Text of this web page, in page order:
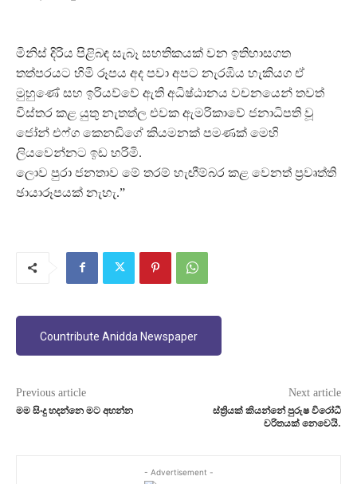
මිනිස් දිරිය පිළිබඳ සැබෑ සහතිකයක් වන ඉතිහාසගත
තත්පරයට හිමි රූපය අද පවා අපට නැරඹිය හැකියග ඒ
මුහුණේ සහ ඉරියව්වේ ඇති අධිෂ්ඨානය වචනයෙන් තවත්
විස්තර කළ යුතු නැතත්ල එවක ඇමරිකාවේ ජනාධිපති වූ
ජෝන් එෆ්ග කෙනඩිගේ කියමනක් පමණක් මෙහි
ලියවෙන්නට ඉඩ හරිමි.
ලොව පුරා ජනතාව මේ තරම් හැඟීම්බර කළ වෙනත් ප්‍රවෘත්ති
ඡායාරූපයක් නැහැ.”
Countribute Anidda Newspaper
Previous article
මම සිංදු හදන්නෙ මට අහන්න
Next article
ස්ත්‍රියක් කියන්නේ පුරුෂ විරෝධී
චරිතයක් නෙවෙයි.
- Advertisement -